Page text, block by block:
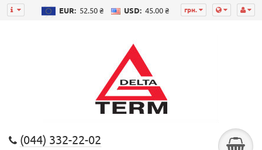
грн.
EUR: 52.50 ₴ USD: 45.00 ₴
(044) 332-22-02